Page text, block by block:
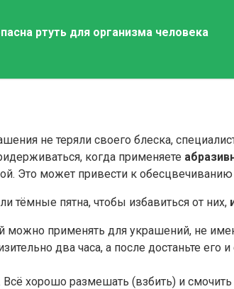
ртуть для организма человека
не теряли своего блеска,
когда применяете
Это может привести к обесцвечиванию
тёмные пятна, чтобы избавиться от них,
можно применять для украшений, не
два часа, а после достаньте его
хорошо размешать (взбить) и